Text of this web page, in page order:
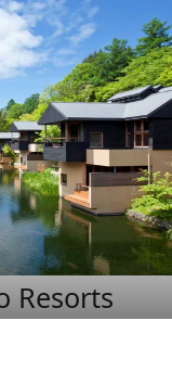
Resorts